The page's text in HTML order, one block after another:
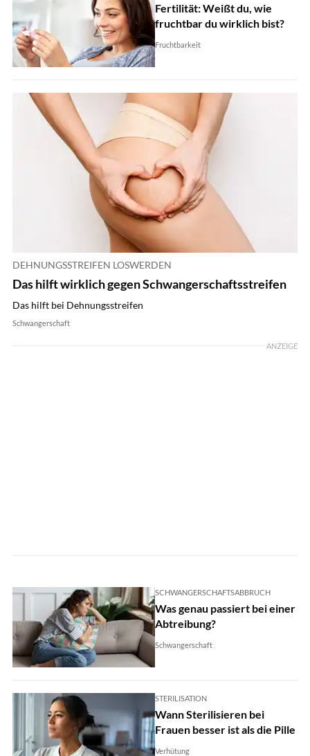
Fertilität: Weißt du, wie
fruchtbar du wirklich bist?
Fruchtbarkeit
DEHNUNGSSTREIFEN LOSWERDEN
Das hilft wirklich gegen Schwangerschaftsstreifen
Das hilft bei Dehnungsstreifen
Schwangerschaft
ANZEIGE
SCHWANGERSCHAFTSABBRUCH
Was genau passiert bei einer
Abtreibung?
Schwangerschaft
STERILISATION
Wann Sterilisieren bei
Frauen besser ist als die Pille
Verhütung